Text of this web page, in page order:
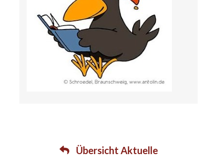
Übersicht Aktuelle